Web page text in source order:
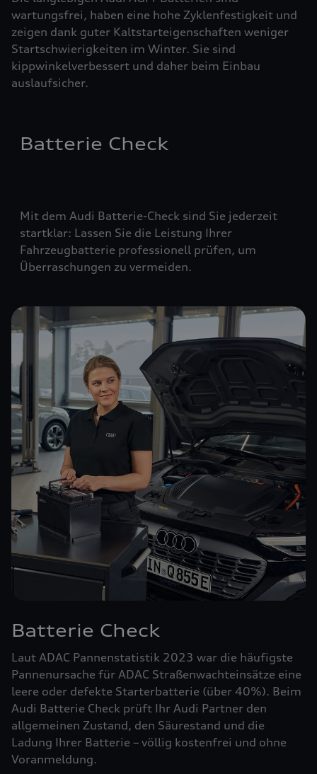
wartungsfrei, haben eine hohe Zyklenfestigkeit und
zeigen dank guter Kaltstarteigenschaften weniger
Startschwierigkeiten im Winter. Sie sind
kippwinkelverbessert und daher beim Einbau
auslaufsicher.
Batterie Check
Mit dem Audi Batterie-Check sind Sie jederzeit
startklar: Lassen Sie die Leistung Ihrer
Fahrzeugbatterie professionell prüfen, um
Überraschungen zu vermeiden.
Batterie Check
Laut ADAC Pannenstatistik 2023 war die häufigste
Pannenursache für ADAC Straßenwachteinsätze eine
leere oder defekte Starterbatterie (über 40%). Beim
Audi Batterie Check prüft Ihr Audi Partner den
allgemeinen Zustand, den Säurestand und die
Ladung Ihrer Batterie – völlig kostenfrei und ohne
Voranmeldung.